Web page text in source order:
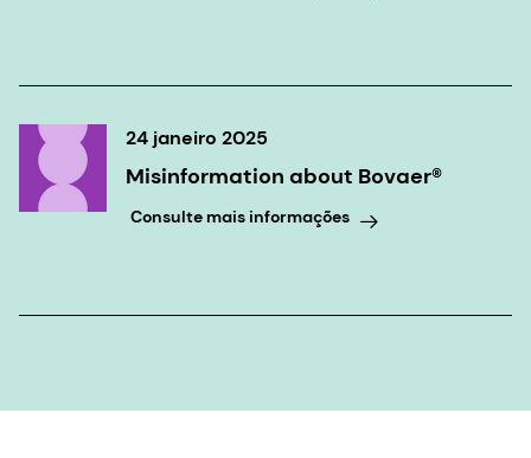
24 janeiro 2025
Misinformation about Bovaer®
Consulte mais informações